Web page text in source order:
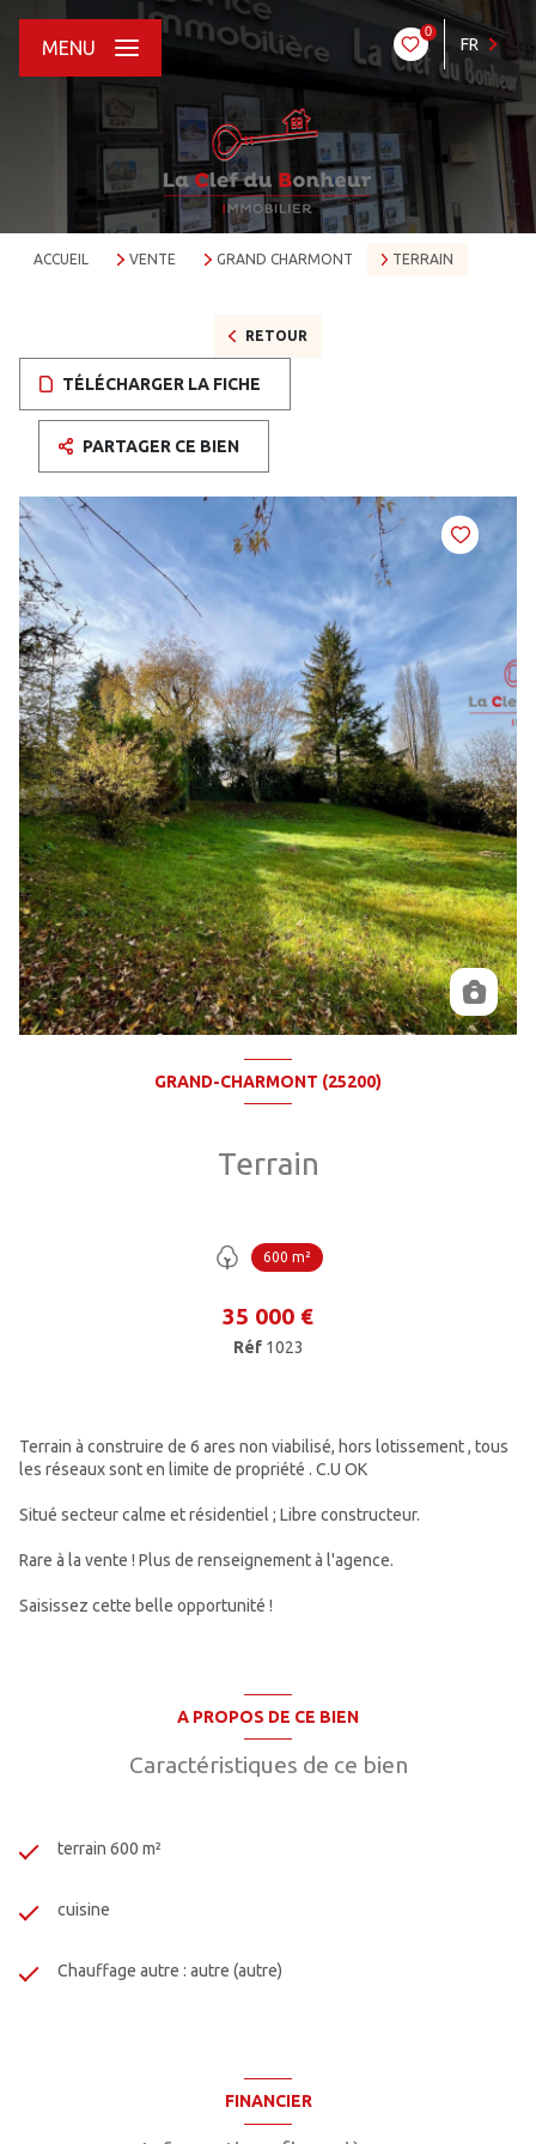
0
FR
MENU
ACCUEIL VENTE GRAND CHARMONT TERRAIN
RETOUR
TÉLÉCHARGER LA FICHE
PARTAGER CE BIEN
GRAND-CHARMONT (25200)
Terrain
600 m²
35 000 €
Réf 1023
Terrain à construire de 6 ares non viabilisé, hors lotissement , tous
les réseaux sont en limite de propriété . C.U OK
Situé secteur calme et résidentiel ; Libre constructeur.
Rare à la vente ! Plus de renseignement à l'agence.
Saisissez cette belle opportunité !
A PROPOS DE CE BIEN
Caractéristiques de ce bien
terrain 600 m²
cuisine
Chauffage autre : autre (autre)
FINANCIER